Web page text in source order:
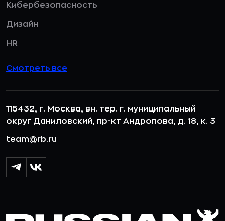
Кибербезопасность
Дизайн
HR
Смотреть все
115432, г. Москва, вн. тер. г. муниципальный
округ Даниловский, пр-кт Андропова, д. 18, к. 3
team@rb.ru